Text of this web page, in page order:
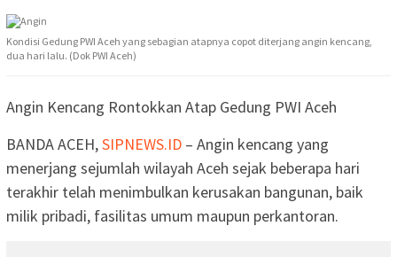
Kondisi Gedung PWI Aceh yang sebagian atapnya copot diterjang angin kencang,
dua hari lalu. (Dok PWI Aceh)
Angin Kencang Rontokkan Atap Gedung PWI Aceh
BANDA ACEH,SIPNEWS.ID – Angin kencang yang
menerjang sejumlah wilayah Aceh sejak beberapa hari
terakhir telah menimbulkan kerusakan bangunan, baik
milik pribadi, fasilitas umum maupun perkantoran.